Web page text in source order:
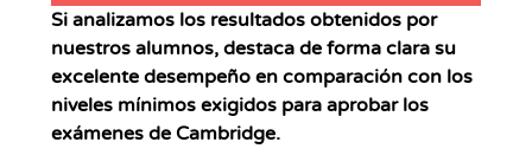
Si analizamos los resultados obtenidos por
nuestros alumnos, destaca de forma clara su
excelente desempeño en comparación con los
niveles mínimos exigidos para aprobar los
exámenes de Cambridge.